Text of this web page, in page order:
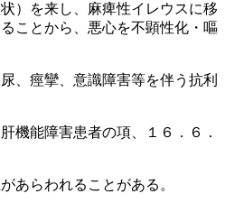
）を来し、麻痺性イレウスに移
ことから、悪心を不顕性化・嘔
、痙攣、意識障害等を伴う抗利
機能障害患者の項、１６．６．
あらわれることがある。